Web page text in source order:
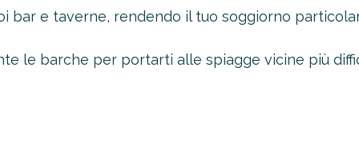
bar e taverne, rendendo il tuo soggiorno
le barche per portarti alle spiagge vicine più